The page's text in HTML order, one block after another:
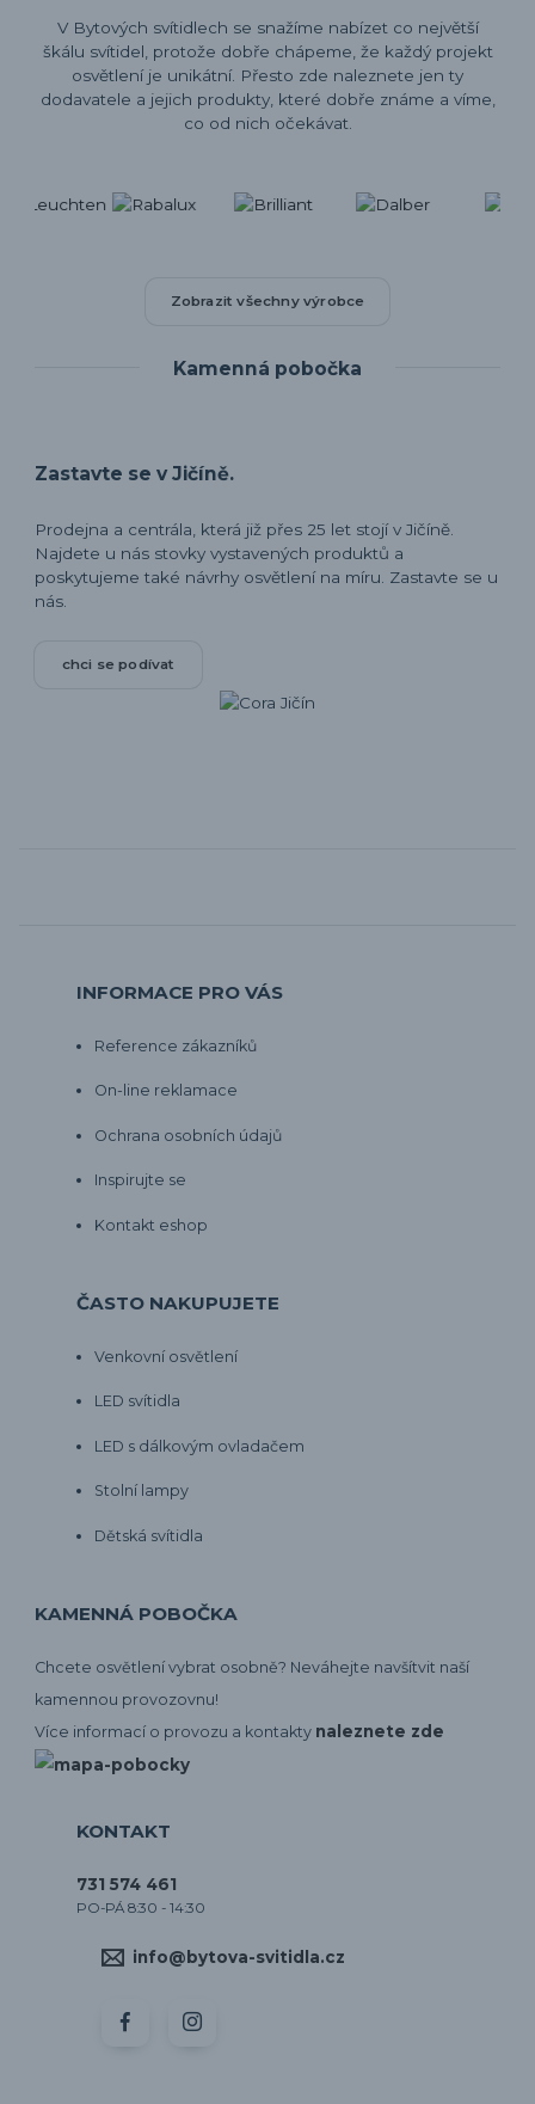
V Bytových svítidlech se snažíme nabízet co největší
škálu svítidel, protože dobře chápeme, že každý projekt
osvětlení je unikátní. Přesto zde naleznete jen ty
dodavatele a jejich produkty, které dobře známe a víme,
co od nich očekávat.
Zobrazit všechny výrobce
Kamenná pobočka
Zastavte se v Jičíně.
Prodejna a centrála, která již přes 25 let stojí v Jičíně.
Najdete u nás stovky vystavených produktů a
poskytujeme také návrhy osvětlení na míru. Zastavte se u
nás.
chci se podívat
INFORMACE PRO VÁS
Reference zákazníků
On-line reklamace
Ochrana osobních údajů
Inspirujte se
Kontakt eshop
ČASTO NAKUPUJETE
Venkovní osvětlení
LED svítidla
LED s dálkovým ovladačem
Stolní lampy
Dětská svítidla
KAMENNÁ POBOČKA
Chcete osvětlení vybrat osobně? Neváhejte navšítvit naší
kamennou provozovnu!
Více informací o provozu a kontakty naleznete zde
KONTAKT
731 574 461
PO-PÁ 8:30 - 14:30
info@bytova-svitidla.cz